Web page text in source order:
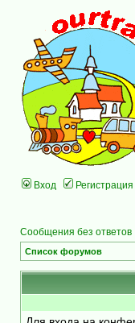
Вход Регистрация
Сообщения без ответов
Список форумов